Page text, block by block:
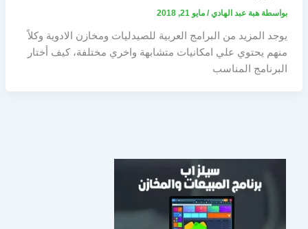
بواسطة هبة عبد الهادي/ مايو 21, 2018
يوجد المزيد من البرامج العربية للصيدليات ومخازن الادوية وكلاً
منهم يحتوي علي امكانيات متشابهة واخري مختلفة، كيف أختار
البرنامج المناسب